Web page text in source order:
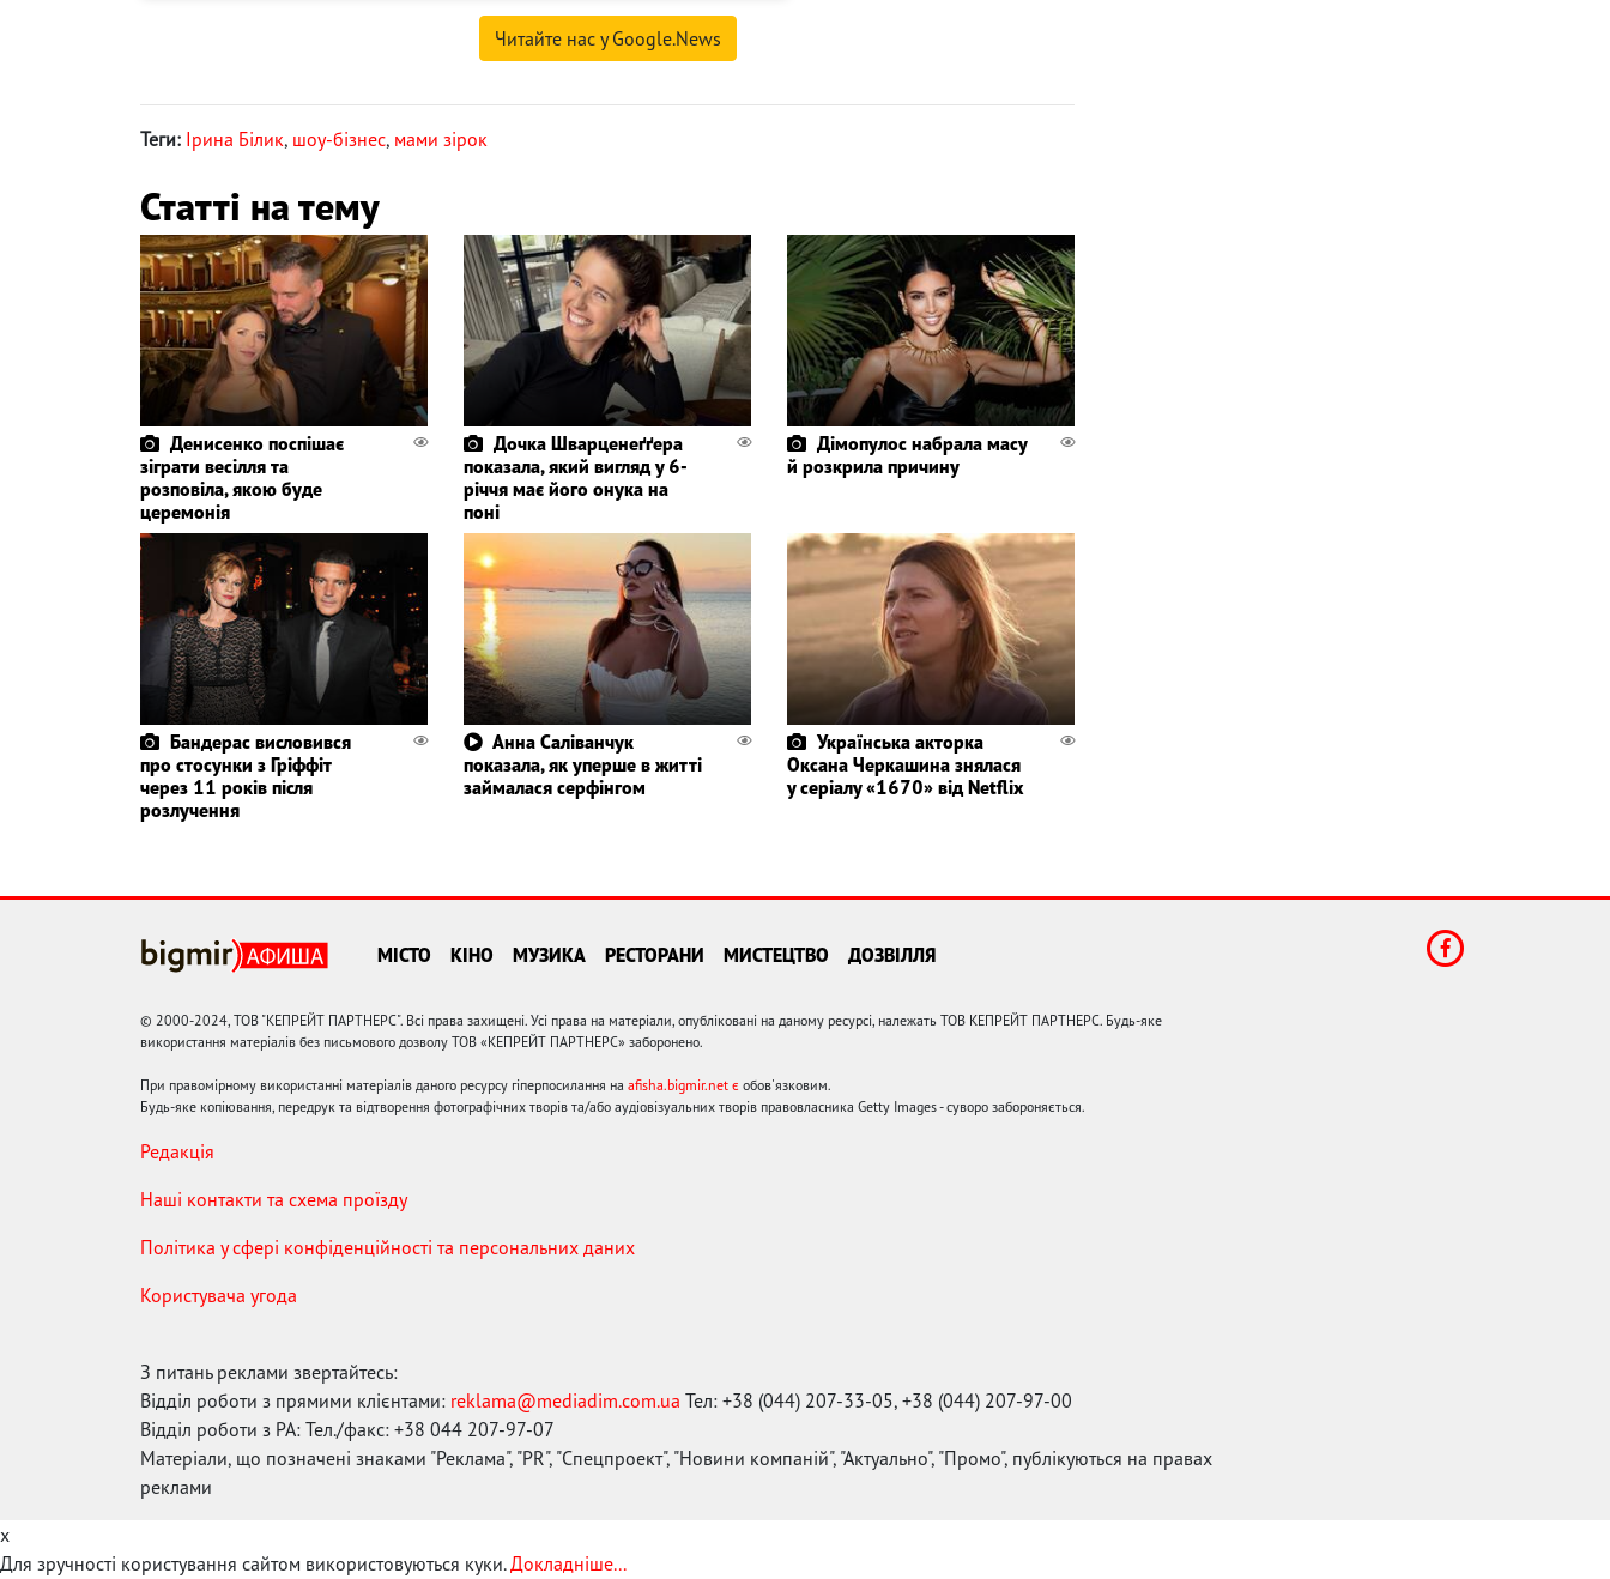
Читайте нас у Google.News
Теги: Ірина Білик, шоу-бізнес, мами зірок
Статті на тему
Денисенко поспішає
зіграти весілля та
розповіла, якою буде
церемонія
Дочка Шварценеґґера
показала, який вигляд у 6-
річчя має його онука на
поні
Дімопулос набрала масу
й розкрила причину
Бандерас висловився
про стосунки з Гріффіт
через 11 років після
розлучення
Анна Саліванчук
показала, як уперше в житті
займалася серфінгом
Українська акторка
Оксана Черкашина знялася
у серіалу «1670» від Netflix
МІСТО КІНО МУЗИКА РЕСТОРАНИ МИСТЕЦТВО ДОЗВІЛЛЯ
© 2000-2024, ТОВ "КЕПРЕЙТ ПАРТНЕРС". Всі права захищені. Усі права на матеріали, опубліковані на даному ресурсі, належать ТОВ КЕПРЕЙТ ПАРТНЕРС. Будь-яке
використання матеріалів без письмового дозволу ТОВ «КЕПРЕЙТ ПАРТНЕРС» заборонено.
При правомірному використанні матеріалів даного ресурсу гіперпосилання на afisha.bigmir.net є обов'язковим.
Будь-яке копіювання, передрук та відтворення фотографічних творів та/або аудіовізуальних творів правовласника Getty Images - суворо забороняється.
Редакція
Наші контакти та схема проїзду
Політика у сфері конфіденційності та персональних даних
Користувача угода
З питань реклами звертайтесь:
Відділ роботи з прямими клієнтами: reklama@mediadim.com.ua Тел: +38 (044) 207-33-05, +38 (044) 207-97-00
Відділ роботи з РА: Тел./факс: +38 044 207-97-07
Матеріали, що позначені знаками "Реклама", "PR", "Спецпроект", "Новини компаній", "Актуально", "Промо", публікуються на правах
реклами
x
Для зручності користування сайтом використовуються куки.Докладніше...